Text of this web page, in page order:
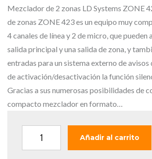
o
o
r
i
g
i
n
a
l
e
r
l
s
3
Mezclador de 2 zonas LD Systems ZONE
de zonas ZONE 423 es un equipo muy
4 canales de línea y 2 de micro, que pueden
salida principal y una salida de zona, y
entradas para un sistema externo de avisos
de activación/desactivación la función
Gracias a sus numerosas posibilidades de
compacto mezclador en formato…
Añadir al carrito